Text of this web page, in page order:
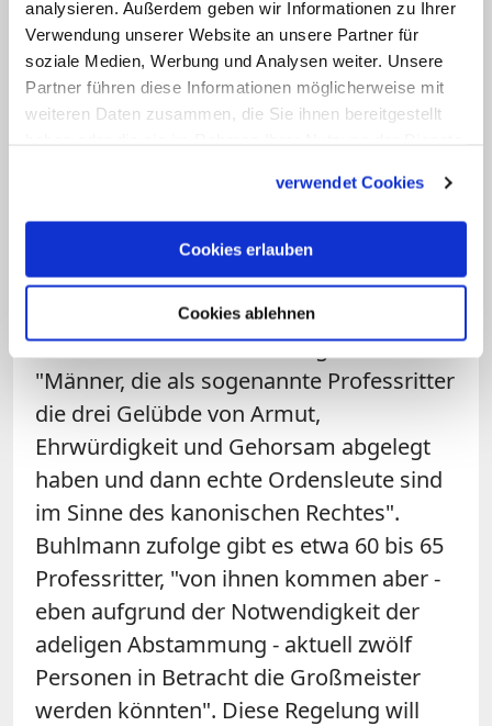
analysieren. Außerdem geben wir Informationen zu Ihrer
Verwendung unserer Website an unsere Partner für
soziale Medien, Werbung und Analysen weiter. Unsere
Partner führen diese Informationen möglicherweise mit
weiteren Daten zusammen, die Sie ihnen bereitgestellt
verwendet Cookies
Cookies erlauben
Cookies ablehnen
Agenda des Großen Staatsrats. Das hatte
der Kommunikationsdelegierte der
deutschen Assoziation des
Malteserordens, Urs Buhlmann, im
Wahl Dalla Torres angekündigt.
Aktuell muss der Großmeister laut
Buhlmann "aus einer altadeligen Familie"
stammen. Zudem muss er zum "Ersten
Stand" des Malteserordens gehören -
"Männer, die als sogenannte Professritter
die drei Gelübde von Armut,
Ehrwürdigkeit und Gehorsam abgelegt
haben und dann echte Ordensleute sind
im Sinne des kanonischen Rechtes".
Buhlmann zufolge gibt es etwa 60 bis 65
Professritter, "von ihnen kommen aber -
eben aufgrund der Notwendigkeit der
adeligen Abstammung - aktuell zwölf
Personen in Betracht die Großmeister
werden könnten". Diese Regelung will